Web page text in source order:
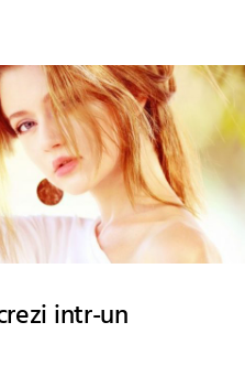
intr-un